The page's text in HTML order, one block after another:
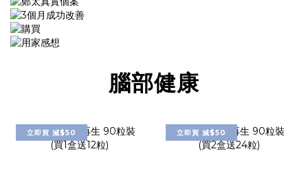
腦部健康
立即買 減$50 立即買 減$50